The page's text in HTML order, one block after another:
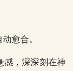
愈合。
感，深深刻在神